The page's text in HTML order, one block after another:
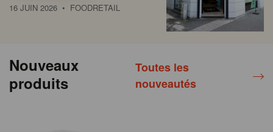
16 JUIN 2026 • FOODRETAIL
Nouveaux
produits
Toutes les
nouveautés